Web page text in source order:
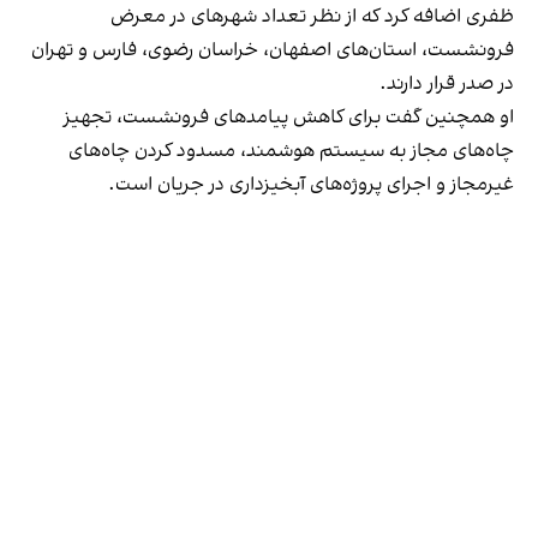
ظفری اضافه کرد که از نظر تعداد شهرهای در معرض
فرونشست، استان‌های اصفهان، خراسان رضوی، فارس و تهران
در صدر قرار دارند.
او همچنین گفت برای کاهش پیامدهای فرونشست، تجهیز
چاه‌های مجاز به سیستم هوشمند، مسدود کردن چاه‌های
غیرمجاز و اجرای پروژه‌های آبخیزداری در جریان است.